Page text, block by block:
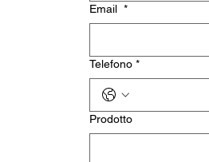
Email *
Telefono *
Prodotto